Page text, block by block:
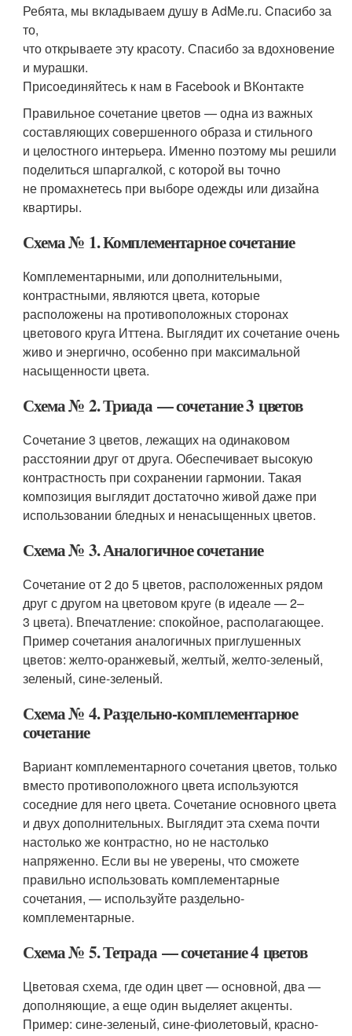
Ребята, мы вкладываем душу в AdMe.ru. Cпасибо за
то,
что открываете эту красоту. Спасибо за вдохновение
и мурашки.
Присоединяйтесь к нам в Facebook и ВКонтакте
Правильное сочетание цветов — одна из важных
составляющих совершенного образа и стильного
и целостного интерьера. Именно поэтому мы решили
поделиться шпаргалкой, с которой вы точно
не промахнетесь при выборе одежды или дизайна
квартиры.
Схема № 1. Комплементарное сочетание
Комплементарными, или дополнительными,
контрастными, являются цвета, которые
расположены на противоположных сторонах
цветового круга Иттена. Выглядит их сочетание очень
живо и энергично, особенно при максимальной
насыщенности цвета.
Схема № 2. Триада — сочетание 3 цветов
Сочетание 3 цветов, лежащих на одинаковом
расстоянии друг от друга. Обеспечивает высокую
контрастность при сохранении гармонии. Такая
композиция выглядит достаточно живой даже при
использовании бледных и ненасыщенных цветов.
Схема № 3. Аналогичное сочетание
Сочетание от 2 до 5 цветов, расположенных рядом
друг с другом на цветовом круге (в идеале — 2–
3 цвета). Впечатление: спокойное, располагающее.
Пример сочетания аналогичных приглушенных
цветов: желто-оранжевый, желтый, желто-зеленый,
зеленый, сине-зеленый.
Схема № 4. Раздельно-комплементарное
сочетание
Вариант комплементарного сочетания цветов, только
вместо противоположного цвета используются
соседние для него цвета. Сочетание основного цвета
и двух дополнительных. Выглядит эта схема почти
настолько же контрастно, но не настолько
напряженно. Если вы не уверены, что сможете
правильно использовать комплементарные
сочетания, — используйте раздельно-
комплементарные.
Схема № 5. Тетрада — сочетание 4 цветов
Цветовая схема, где один цвет — основной, два —
дополняющие, а еще один выделяет акценты.
Пример: сине-зеленый, сине-фиолетовый, красно-